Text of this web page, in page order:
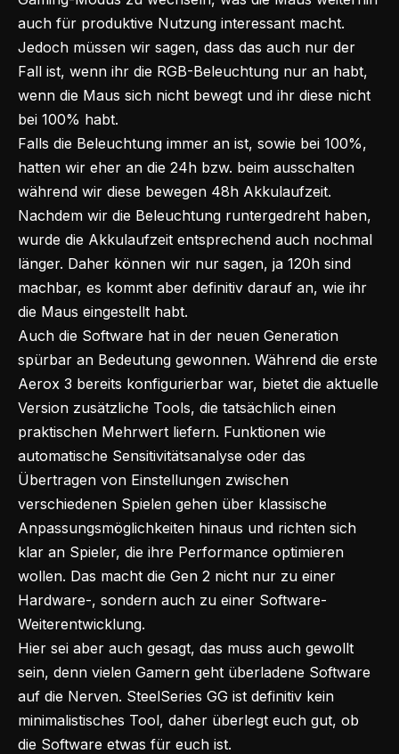
auch für produktive Nutzung interessant macht.
Jedoch müssen wir sagen, dass das auch nur der
Fall ist, wenn ihr die RGB-Beleuchtung nur an habt,
wenn die Maus sich nicht bewegt und ihr diese nicht
bei 100% habt.
Falls die Beleuchtung immer an ist, sowie bei 100%,
hatten wir eher an die 24h bzw. beim ausschalten
während wir diese bewegen 48h Akkulaufzeit.
Nachdem wir die Beleuchtung runtergedreht haben,
wurde die Akkulaufzeit entsprechend auch nochmal
länger. Daher können wir nur sagen, ja 120h sind
machbar, es kommt aber definitiv darauf an, wie ihr
die Maus eingestellt habt.
Auch die Software hat in der neuen Generation
spürbar an Bedeutung gewonnen. Während die erste
Aerox 3 bereits konfigurierbar war, bietet die aktuelle
Version zusätzliche Tools, die tatsächlich einen
praktischen Mehrwert liefern. Funktionen wie
automatische Sensitivitätsanalyse oder das
Übertragen von Einstellungen zwischen
verschiedenen Spielen gehen über klassische
Anpassungsmöglichkeiten hinaus und richten sich
klar an Spieler, die ihre Performance optimieren
wollen. Das macht die Gen 2 nicht nur zu einer
Hardware-, sondern auch zu einer Software-
Weiterentwicklung.
Hier sei aber auch gesagt, das muss auch gewollt
sein, denn vielen Gamern geht überladene Software
auf die Nerven. SteelSeries GG ist definitiv kein
minimalistisches Tool, daher überlegt euch gut, ob
die Software etwas für euch ist.